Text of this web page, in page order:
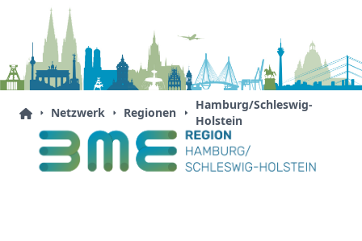
Netzwerk Regionen
Hamburg/Schleswig-
Holstein